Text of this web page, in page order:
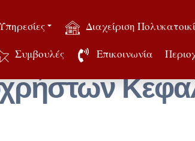
Διαχείριση
Συμβουλές Επικοινωνία